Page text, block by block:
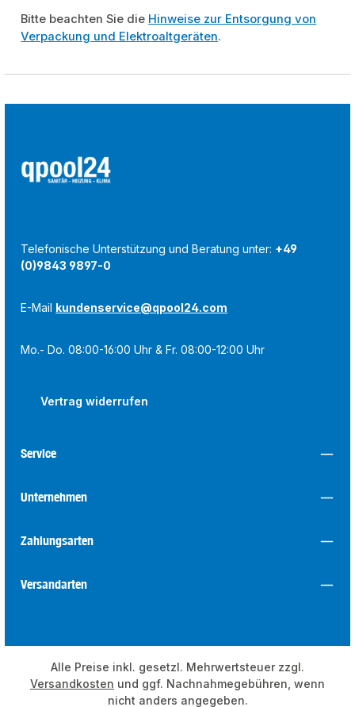
Bitte beachten Sie die Hinweise zur Entsorgung von
Verpackung und Elektroaltgeräten.
Telefonische Unterstützung und Beratung unter: +49
(0)9843 9897-0
E-Mail kundenservice@qpool24.com
Mo.- Do. 08:00-16:00 Uhr & Fr. 08:00-12:00 Uhr
Vertrag widerrufen
Service
Unternehmen
Zahlungsarten
Versandarten
Alle Preise inkl. gesetzl. Mehrwertsteuer zzgl.
Versandkosten und ggf. Nachnahmegebühren, wenn
nicht anders angegeben.